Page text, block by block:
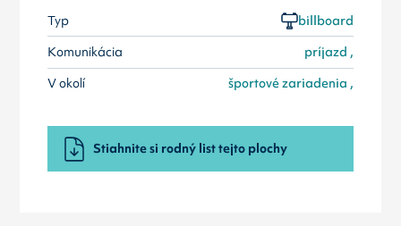
Typ
billboard
Komunikácia
príjazd ,
V okolí
športové zariadenia ,
Stiahnite si rodný list tejto plochy